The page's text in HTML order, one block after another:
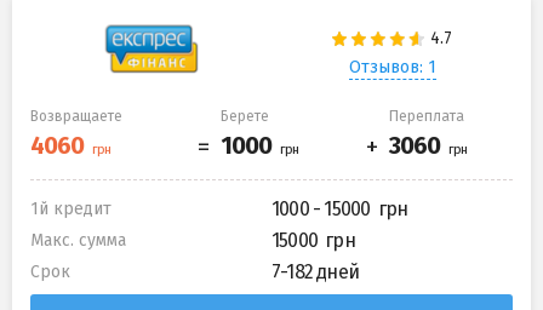
Отзывов: 1
Возвращаете Берете Переплата
1й кредит 1000 - 15000
Макс. сумма 15000
Срок 7-182 дней